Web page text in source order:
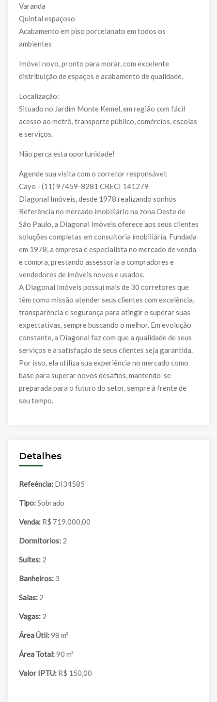
Varanda
Quintal espaçoso
Acabamento em piso porcelanato em todos os
ambientes
Imóvel novo, pronto para morar, com excelente
distribuição de espaços e acabamento de qualidade.
Localização:
Situado no Jardim Monte Kemel, em região com fácil
acesso ao metrô, transporte público, comércios, escolas
e serviços.
Não perca esta oportunidade!
Agende sua visita com o corretor responsável:
Cayo - (11) 97459-8281 CRECI 141279
Diagonal Imóveis, desde 1978 realizando sonhos
Referência no mercado imobiliário na zona Oeste de
São Paulo, a Diagonal Imóveis oferece aos seus clientes
soluções completas em consultoria imobiliária. Fundada
em 1978, a empresa é especialista no mercado de venda
e compra, prestando assessoria a compradores e
vendedores de imóveis novos e usados.
A Diagonal Imóveis possui mais de 30 corretores que
têm como missão atender seus clientes com excelência,
transparência e segurança para atingir e superar suas
expectativas, sempre buscando o melhor. Em evolução
constante, a Diagonal faz com que a qualidade de seus
serviços e a satisfação de seus clientes seja garantida.
Por isso, ela utiliza sua experiência no mercado como
base para superar novos desafios, mantendo-se
preparada para o futuro do setor, sempre à frente de
seu tempo.
Detalhes
Refeência: DI34585
Tipo: Sobrado
Venda: R$ 719.000,00
Dormitorios: 2
Suítes: 2
Banheiros: 3
Salas: 2
Vagas: 2
Área Útil: 98 m²
Área Total: 90 m²
Valor IPTU: R$ 150,00